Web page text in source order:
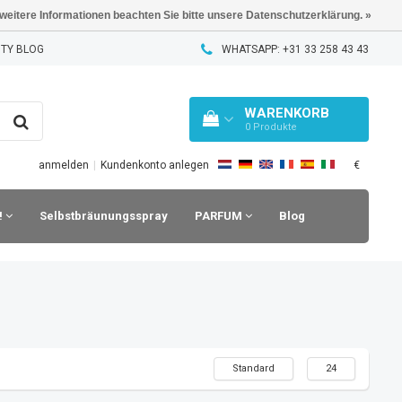
BLOG WHATSAPP: +31 33 258 43 43
WARENKORB
0 Produkte
anmelden Kundenkonto anlegen €
Selbstbräunungsspray PARFUM Blog
Standard 24
Informationen beachten Sie bitte unsere Datenschutzerklärung. »